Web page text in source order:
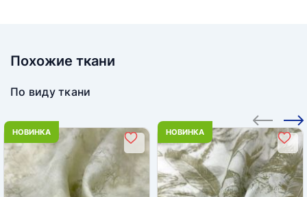
Похожие ткани
По виду ткани
НОВИНКА НОВИНКА